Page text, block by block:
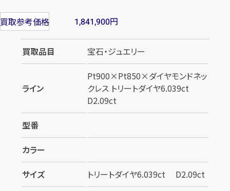
カンタン無料
買取参考価格 1,841,900円
買取品目 宝石・ジュエリー
ライン
Pt900×Pt850×ダイヤモンドネッ
クレス トリートダイヤ6.039ct
D2.09ct
型番
カラー
サイズ
トリートダイヤ6.039ct D2.09ct